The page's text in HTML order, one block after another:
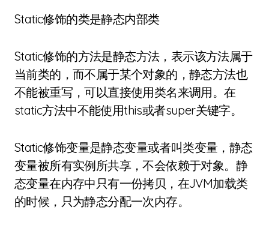
Static修饰的类是静态内部类
Static修饰的方法是静态方法，表示该方法属于
当前类的，而不属于某个对象的，静态方法也
不能被重写，可以直接使用类名来调用。在
static方法中不能使用this或者super关键字。
Static修饰变量是静态变量或者叫类变量，静态
变量被所有实例所共享，不会依赖于对象。静
态变量在内存中只有一份拷贝，在JVM加载类
的时候，只为静态分配一次内存。